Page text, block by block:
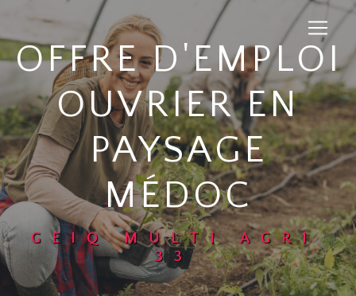
OFFRE D'EMPLOI
OUVRIER EN
PAYSAGE
MÉDOC
GEIQ MULTI AGRI
33
Panneau de gestion des cookies